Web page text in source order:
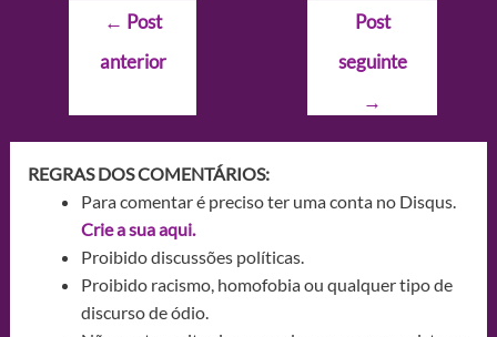
Navegação
Post
← Post
anterior
Post
seguinte
→
REGRAS DOS COMENTÁRIOS:
Para comentar é preciso ter uma conta no Disqus.
Crie a sua aqui.
Proibido discussões políticas.
Proibido racismo, homofobia ou qualquer tipo de
discurso de ódio.